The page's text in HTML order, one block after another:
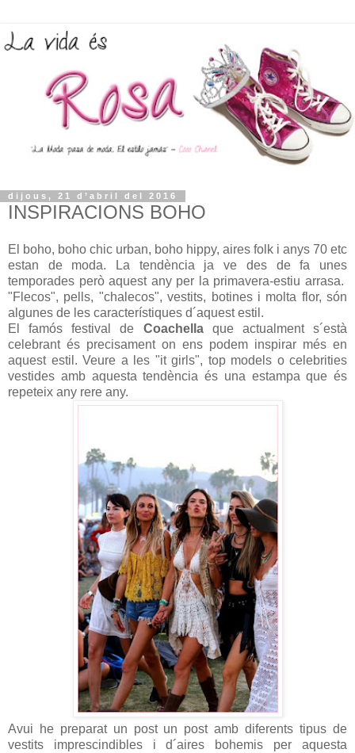
dijous, 21 d’abril del 2016
INSPIRACIONS BOHO
El boho, boho chic urban, boho hippy, aires folk i anys 70 etc
estan de moda. La tendència ja ve des de fa unes
temporades però aquest any per la primavera-estiu arrasa.
"Flecos", pells, "chalecos", vestits, botines i molta flor, són
algunes de les característiques d´aquest estil.
El famós festival de Coachellaque actualment s´està
celebrant és precisament on ens podem inspirar més en
aquest estil. Veure a les "it girls", top models o celebrities
vestides amb aquesta tendència és una estampa que és
repeteix any rere any.
Avui he preparat un post un post amb diferents tipus de
vestits imprescindibles i d´aires bohemis per aquesta